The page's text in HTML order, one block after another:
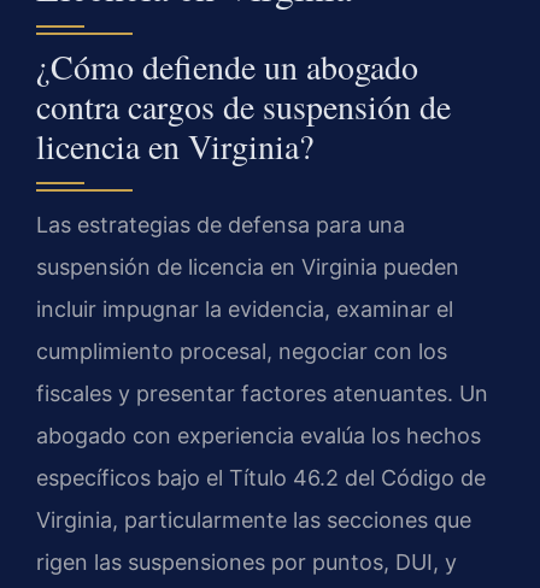
¿Cómo defiende un abogado
contra cargos de suspensión de
licencia en Virginia?
Las estrategias de defensa para una
suspensión de licencia en Virginia pueden
incluir impugnar la evidencia, examinar el
cumplimiento procesal, negociar con los
fiscales y presentar factores atenuantes. Un
abogado con experiencia evalúa los hechos
específicos bajo el Título 46.2 del Código de
Virginia, particularmente las secciones que
rigen las suspensiones por puntos, DUI, y